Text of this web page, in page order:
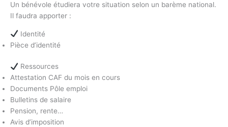
Un bénévole étudiera votre situation selon un barème national.
Il faudra apporter :
Identité
Pièce d’identité
Ressources
Attestation CAF du mois en cours
Documents Pôle emploi
Bulletins de salaire
Pension, rente…
Avis d’imposition